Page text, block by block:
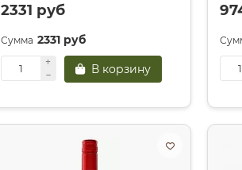
2331 руб
2331 руб
В корзину